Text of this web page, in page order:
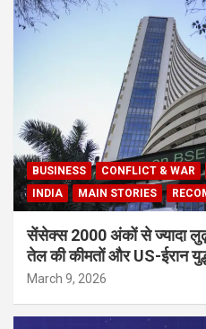
BUSINESS CONFLICT & WAR
INDIA
MAIN STORIES
सेंसेक्स 2000 अंकों से ज्यादा
तेल की कीमतों और US-ईरान
March 9, 2026